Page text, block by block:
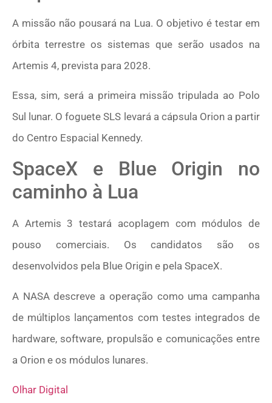
A missão não pousará na Lua. O objetivo é testar em
órbita terrestre os sistemas que serão usados na
Artemis 4, prevista para 2028.
Essa, sim, será a primeira missão tripulada ao Polo
Sul lunar. O foguete SLS levará a cápsula Orion a partir
do Centro Espacial Kennedy.
SpaceX e Blue Origin no
caminho à Lua
A Artemis 3 testará acoplagem com módulos de
pouso comerciais. Os candidatos são os
desenvolvidos pela Blue Origin e pela SpaceX.
A NASA descreve a operação como uma campanha
de múltiplos lançamentos com testes integrados de
hardware, software, propulsão e comunicações entre
a Orion e os módulos lunares.
Olhar Digital